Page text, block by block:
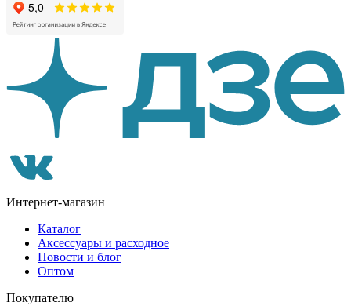
Интернет-магазин
Каталог
Аксессуары и расходное
Новости и блог
Оптом
Покупателю